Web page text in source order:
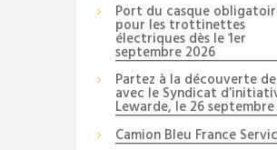
Port du casque
pour les trottinettes
électriques dès le 1er
septembre 2026
Partez à la découverte
avec le Syndicat
Lewarde, le 26 septembre
Camion Bleu France